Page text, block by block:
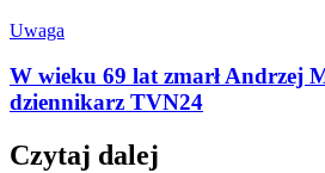
Uwaga
W wieku 69 lat zmarł Andrzej
dziennikarz TVN24
Czytaj dalej